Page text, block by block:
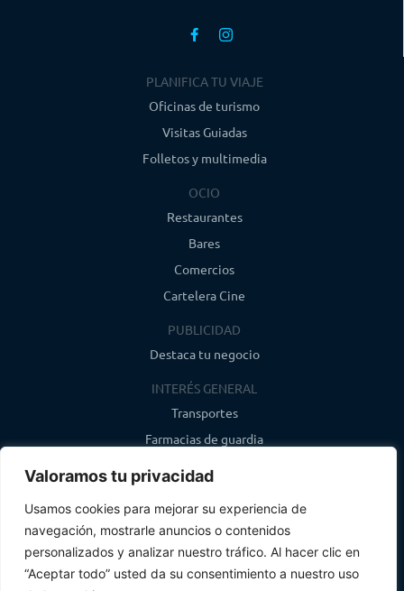
Valoramos tu privacidad
Usamos cookies para mejorar su experiencia de
navegación, mostrarle anuncios o contenidos
personalizados y analizar nuestro tráfico. Al hacer clic en
“Aceptar todo” usted da su consentimiento a nuestro uso
PLANIFICA TU VIAJE
Oficinas de turismo
Visitas Guiadas
Folletos y multimedia
OCIO
Restaurantes
Bares
Comercios
Cartelera Cine
PUBLICIDAD
Destaca tu negocio
INTERÉS GENERAL
Transportes
Farmacias de guardia
CONTACTO
info@infosegovia.com